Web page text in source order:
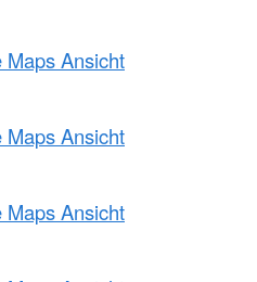
Maps Ansicht
Maps Ansicht
Maps Ansicht